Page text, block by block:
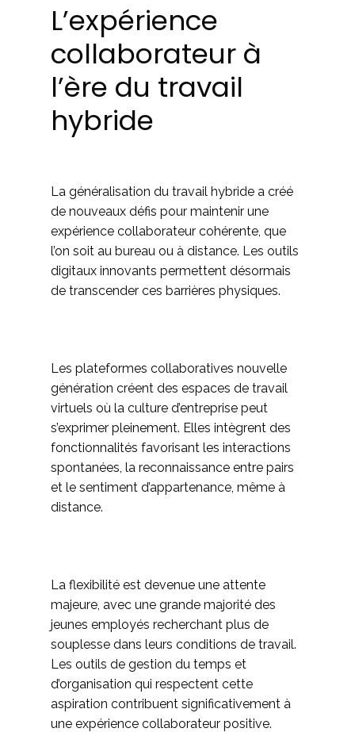
L’expérience
collaborateur à
l’ère du travail
hybride
La généralisation du travail hybride a créé
de nouveaux défis pour maintenir une
expérience collaborateur cohérente, que
l’on soit au bureau ou à distance. Les outils
digitaux innovants permettent désormais
de transcender ces barrières physiques.
Les plateformes collaboratives nouvelle
génération créent des espaces de travail
virtuels où la culture d’entreprise peut
s’exprimer pleinement. Elles intègrent des
fonctionnalités favorisant les interactions
spontanées, la reconnaissance entre pairs
et le sentiment d’appartenance, même à
distance.
La flexibilité est devenue une attente
majeure, avec une grande majorité des
jeunes employés recherchant plus de
souplesse dans leurs conditions de travail.
Les outils de gestion du temps et
d’organisation qui respectent cette
aspiration contribuent significativement à
une expérience collaborateur positive.